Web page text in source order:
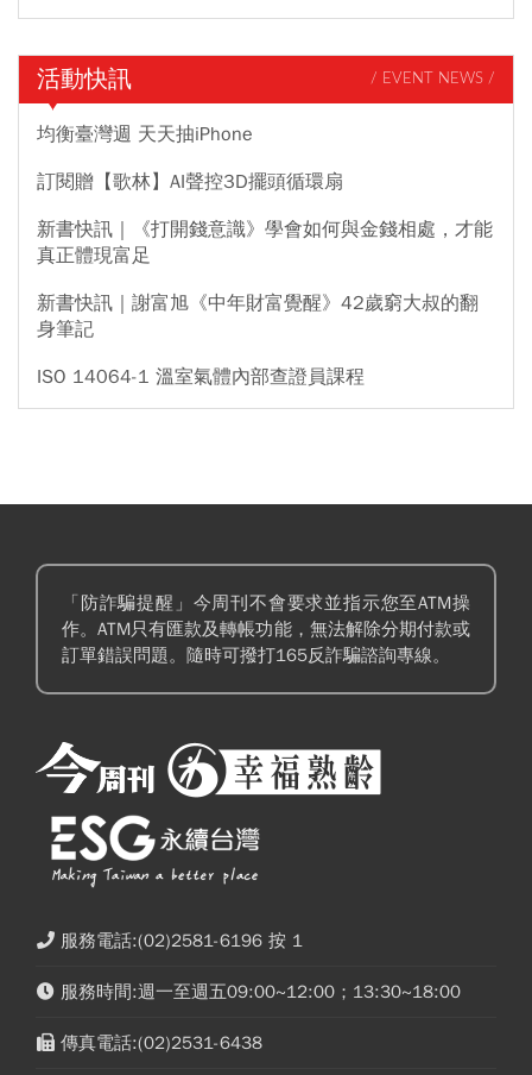
活動快訊 / EVENT NEWS /
均衡臺灣週 天天抽iPhone
訂閱贈【歌林】AI聲控3D擺頭循環扇
新書快訊｜《打開錢意識》學會如何與金錢相處，才能
真正體現富足
新書快訊｜謝富旭《中年財富覺醒》42歲窮大叔的翻
身筆記
ISO 14064-1 溫室氣體內部查證員課程
「防詐騙提醒」今周刊不會要求並指示您至ATM操
作。ATM只有匯款及轉帳功能，無法解除分期付款或
訂單錯誤問題。隨時可撥打165反詐騙諮詢專線。
服務電話:(02)2581-6196 按 1
服務時間:週一至週五09:00~12:00；13:30~18:00
傳真電話:(02)2531-6438